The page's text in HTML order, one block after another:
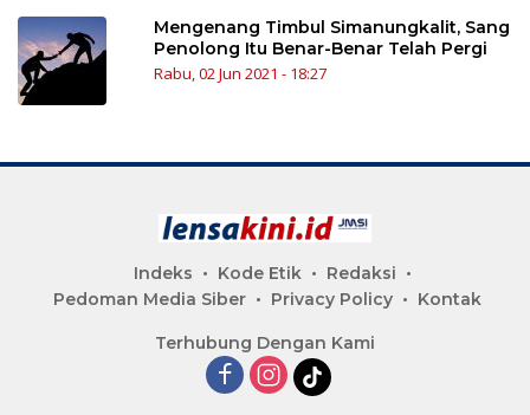
Mengenang Timbul Simanungkalit, Sang
Penolong Itu Benar-Benar Telah Pergi
Rabu, 02 Jun 2021 - 18:27
Indeks Kode Etik
Redaksi
Pedoman Media Siber
Privacy Policy Kontak
Terhubung Dengan Kami